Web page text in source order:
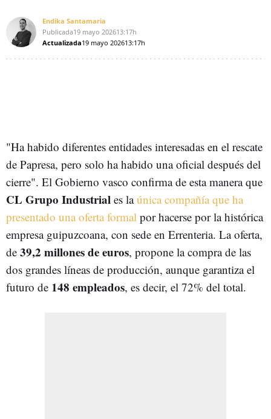
Endika Santamaria
Publicada19 mayo 202613:17h
Actualizada19 mayo 202613:17h
"Ha habido diferentes entidades interesadas en el rescate
de Papresa, pero solo ha habido una oficial después del
cierre". El Gobierno vasco confirma de esta manera que
CL Grupo Industrial es laúnica compañía que ha
presentado una oferta formal por hacerse por la histórica
empresa guipuzcoana, con sede en Errenteria. La oferta,
de 39,2 millones de euros, propone la compra de las
dos grandes líneas de producción, aunque garantiza el
futuro de 148 empleados, es decir, el 72% del total.